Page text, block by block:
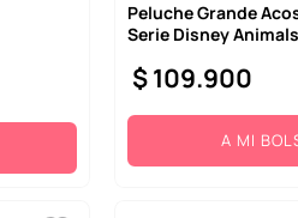
Peluche Grande
Serie Disney Animals
$109.900
A MI